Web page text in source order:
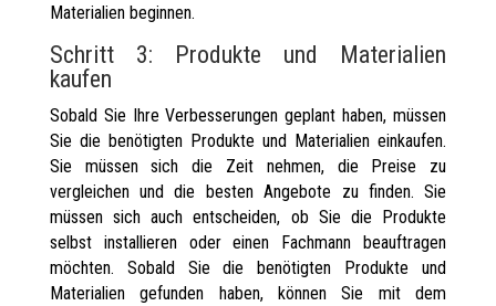
Materialien beginnen.
Schritt 3: Produkte und Materialien
kaufen
Sobald Sie Ihre Verbesserungen geplant haben, müssen
Sie die benötigten Produkte und Materialien einkaufen.
Sie müssen sich die Zeit nehmen, die Preise zu
vergleichen und die besten Angebote zu finden. Sie
müssen sich auch entscheiden, ob Sie die Produkte
selbst installieren oder einen Fachmann beauftragen
möchten. Sobald Sie die benötigten Produkte und
Materialien gefunden haben, können Sie mit dem